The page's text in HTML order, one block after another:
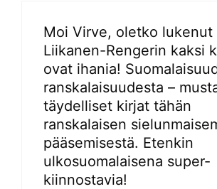
Moi Virve, oletko lukenut
Liikanen-Rengerin kaksi
ovat ihania!
ranskalaisuudesta –
täydelliset kirjat tähän
ranskalaisen
pääsemisestä. Etenkin
ulkosuomalaisena super-
kiinnostavia!